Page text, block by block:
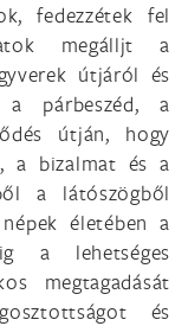
fedezzétek fel
megálljt a
útjáról és
párbeszéd, a
útján, hogy
a bizalmat és a
a látószögből
életében a
a lehetséges
megtagadását
és